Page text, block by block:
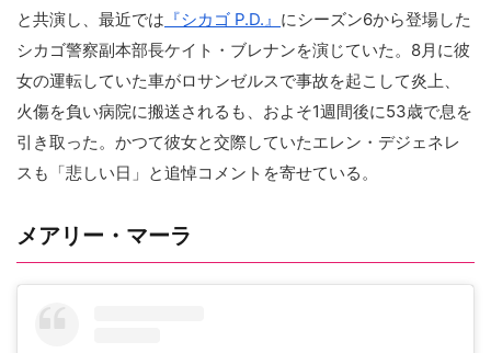
と共演し、最近では 『シカゴ P.D.』 にシーズン6から登場した
シカゴ警察副本部長ケイト・ブレナンを演じていた。8月に彼
女の運転していた車がロサンゼルスで事故を起こして炎上、
火傷を負い病院に搬送されるも、およそ1週間後に53歳で息を
引き取った。かつて彼女と交際していたエレン・デジェネレ
スも「悲しい日」と追悼コメントを寄せている。
メアリー・マーラ